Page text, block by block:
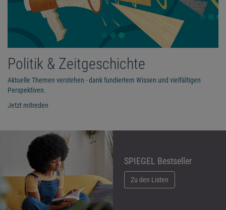
Politik & Zeitgeschichte
Aktuelle Themen verstehen - dank fundiertem Wissen und vielfältigen
Perspektiven.
Jetzt mitreden
SPIEGEL Bestseller
Zu den Listen